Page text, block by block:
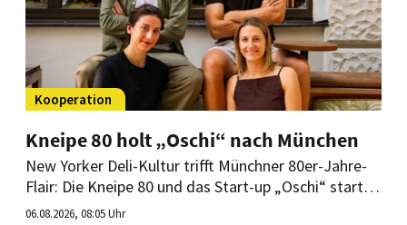
Kooperation
Kneipe 80 holt „Oschi“ nach München
New Yorker Deli-Kultur trifft Münchner 80er-Jahre-
Flair: Die Kneipe 80 und das Start-up „Oschi“ starten
Ende August ein Pastrami-Pop-up auf dem
06.08.2026, 08:05 Uhr